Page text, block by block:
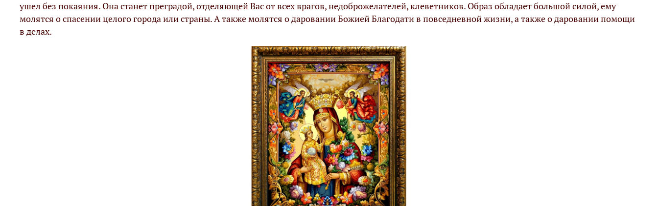
ушел без покаяния. Она станет преградой, отделяющей Вас от всех врагов, недоброжелателей, клеветников. Образ обладает большой силой, ему
молятся о спасении целого города или страны. А также молятся о даровании Божией Благодати в повседневной жизни, а также о даровании помощи
в делах.